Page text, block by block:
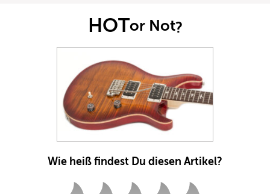
HOTor Not?
Wie heiß findest Du diesen Artikel?